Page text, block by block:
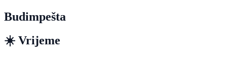
Budimpešta
☀️ Vrijeme